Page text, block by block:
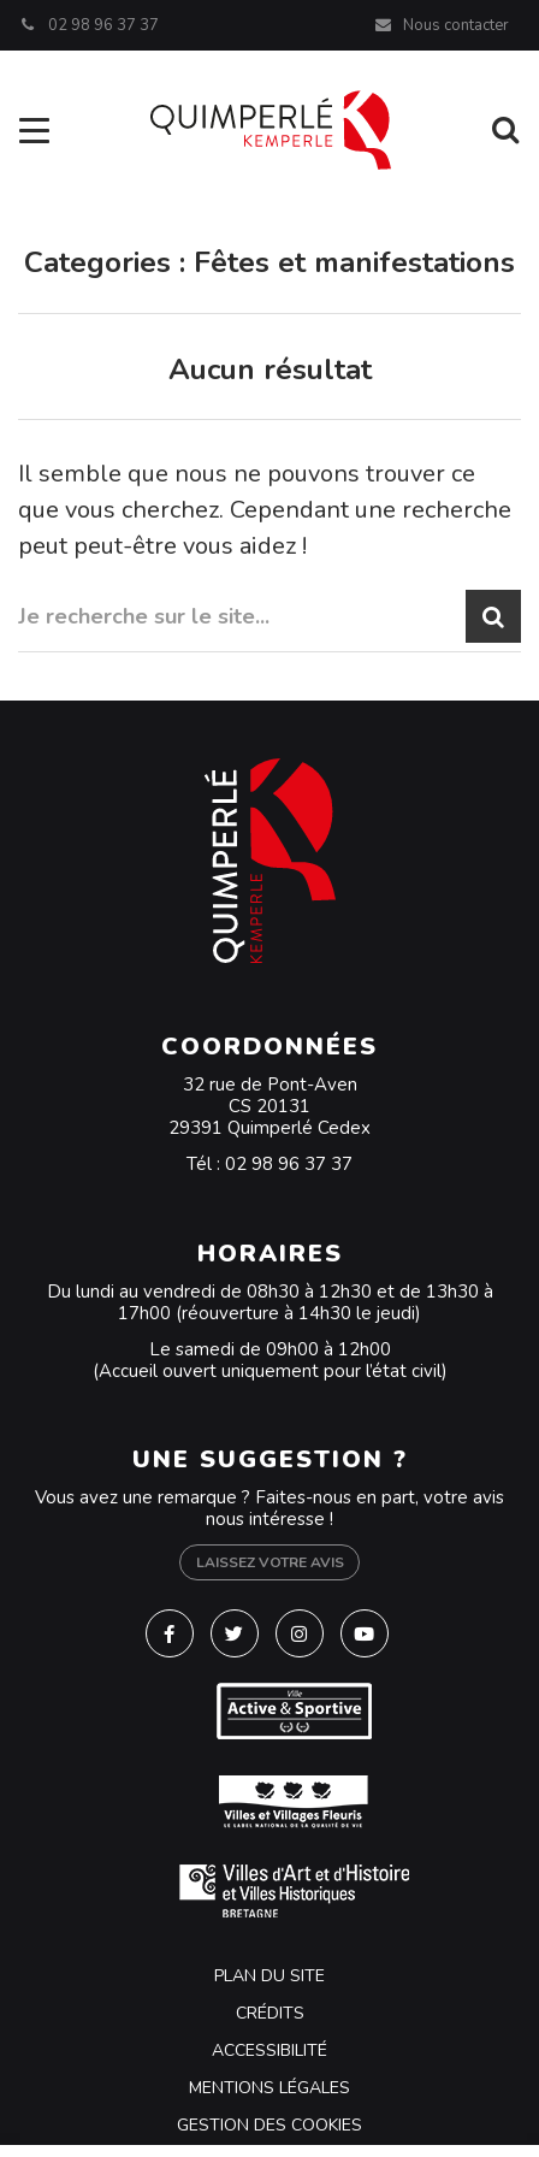
02 98 96 37 37 Nous contacter
Aller à la navigation
Categories : Fêtes et manifestations
Aucun résultat
Il semble que nous ne pouvons trouver ce
que vous cherchez. Cependant une recherche
peut peut-être vous aidez !
COORDONNÉES
32 rue de Pont-Aven
CS 20131
29391 Quimperlé Cedex
Tél : 02 98 96 37 37
HORAIRES
Du lundi au vendredi de 08h30 à 12h30 et de 13h30 à
17h00 (réouverture à 14h30 le jeudi)
Le samedi de 09h00 à 12h00
(Accueil ouvert uniquement pour l’état civil)
UNE SUGGESTION ?
Vous avez une remarque ? Faites-nous en part, votre avis
nous intéresse !
LAISSEZ VOTRE AVIS
Lien vers le compte Facebook
Lien vers le compte Twitter
Lien vers le compte
Lien vers la chaîne
PLAN DU SITE
CRÉDITS
ACCESSIBILITÉ
MENTIONS LÉGALES
GESTION DES COOKIES